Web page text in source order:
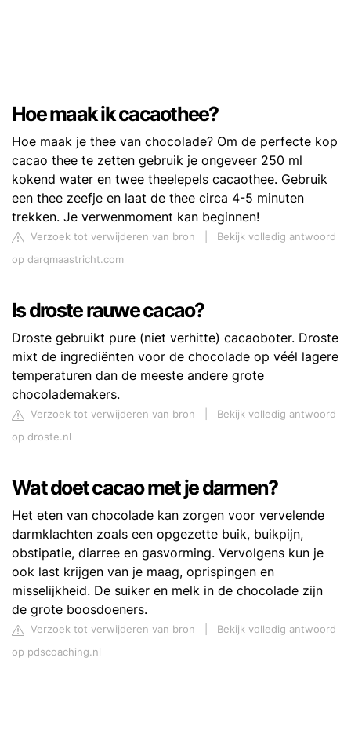
Hoe maak ik cacaothee?
Hoe maak je thee van chocolade? Om de perfecte kop
cacao thee te zetten gebruik je ongeveer 250 ml
kokend water en twee theelepels cacaothee. Gebruik
een thee zeefje en laat de thee circa 4-5 minuten
trekken. Je verwenmoment kan beginnen!
Verzoek tot verwijderen van bron
Bekijk volledig antwoord
op darqmaastricht.com
Is droste rauwe cacao?
Droste gebruikt pure (niet verhitte) cacaoboter. Droste
mixt de ingrediënten voor de chocolade op véél lagere
temperaturen dan de meeste andere grote
chocolademakers.
Verzoek tot verwijderen van bron
Bekijk volledig antwoord
op droste.nl
Wat doet cacao met je darmen?
Het eten van chocolade kan zorgen voor vervelende
darmklachten zoals een opgezette buik, buikpijn,
obstipatie, diarree en gasvorming. Vervolgens kun je
ook last krijgen van je maag, oprispingen en
misselijkheid. De suiker en melk in de chocolade zijn
de grote boosdoeners.
Verzoek tot verwijderen van bron
Bekijk volledig antwoord
op pdscoaching.nl